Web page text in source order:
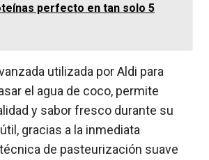
perfecto en tan solo 5
utilizada por Aldi para
el agua de coco, permite
y sabor fresco durante su
gracias a la inmediata
de pasteurización suave